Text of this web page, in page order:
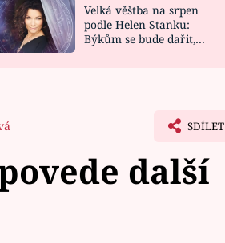
NOVINKY
VIDEORECEPTY
Velká věštba na srpen
podle Helen Stanku:
Býkům se bude dařit,
SDÍLET
další